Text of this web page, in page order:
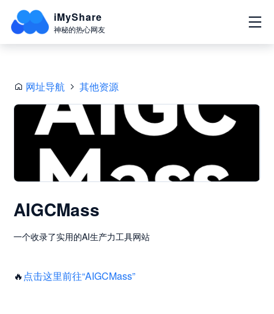
iMyShare
神秘的热心网友
网址导航 其他资源
AIGCMass
一个收录了实用的AI生产力工具网站
🔥 点击这里前往“AIGCMass”